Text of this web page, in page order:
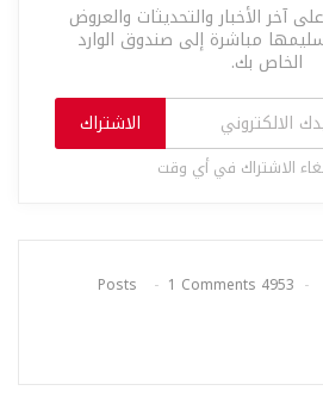
آخر الأخبار والتحديثات والعروض
مباشرة إلى صندوق الوارد
الخاص بك.
الاشتراك
الاشتراك في أي وقت
4953 Posts
1 Comments